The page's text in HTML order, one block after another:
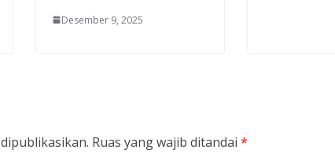
Desember 9, 2025
Ruas yang wajib ditandai *